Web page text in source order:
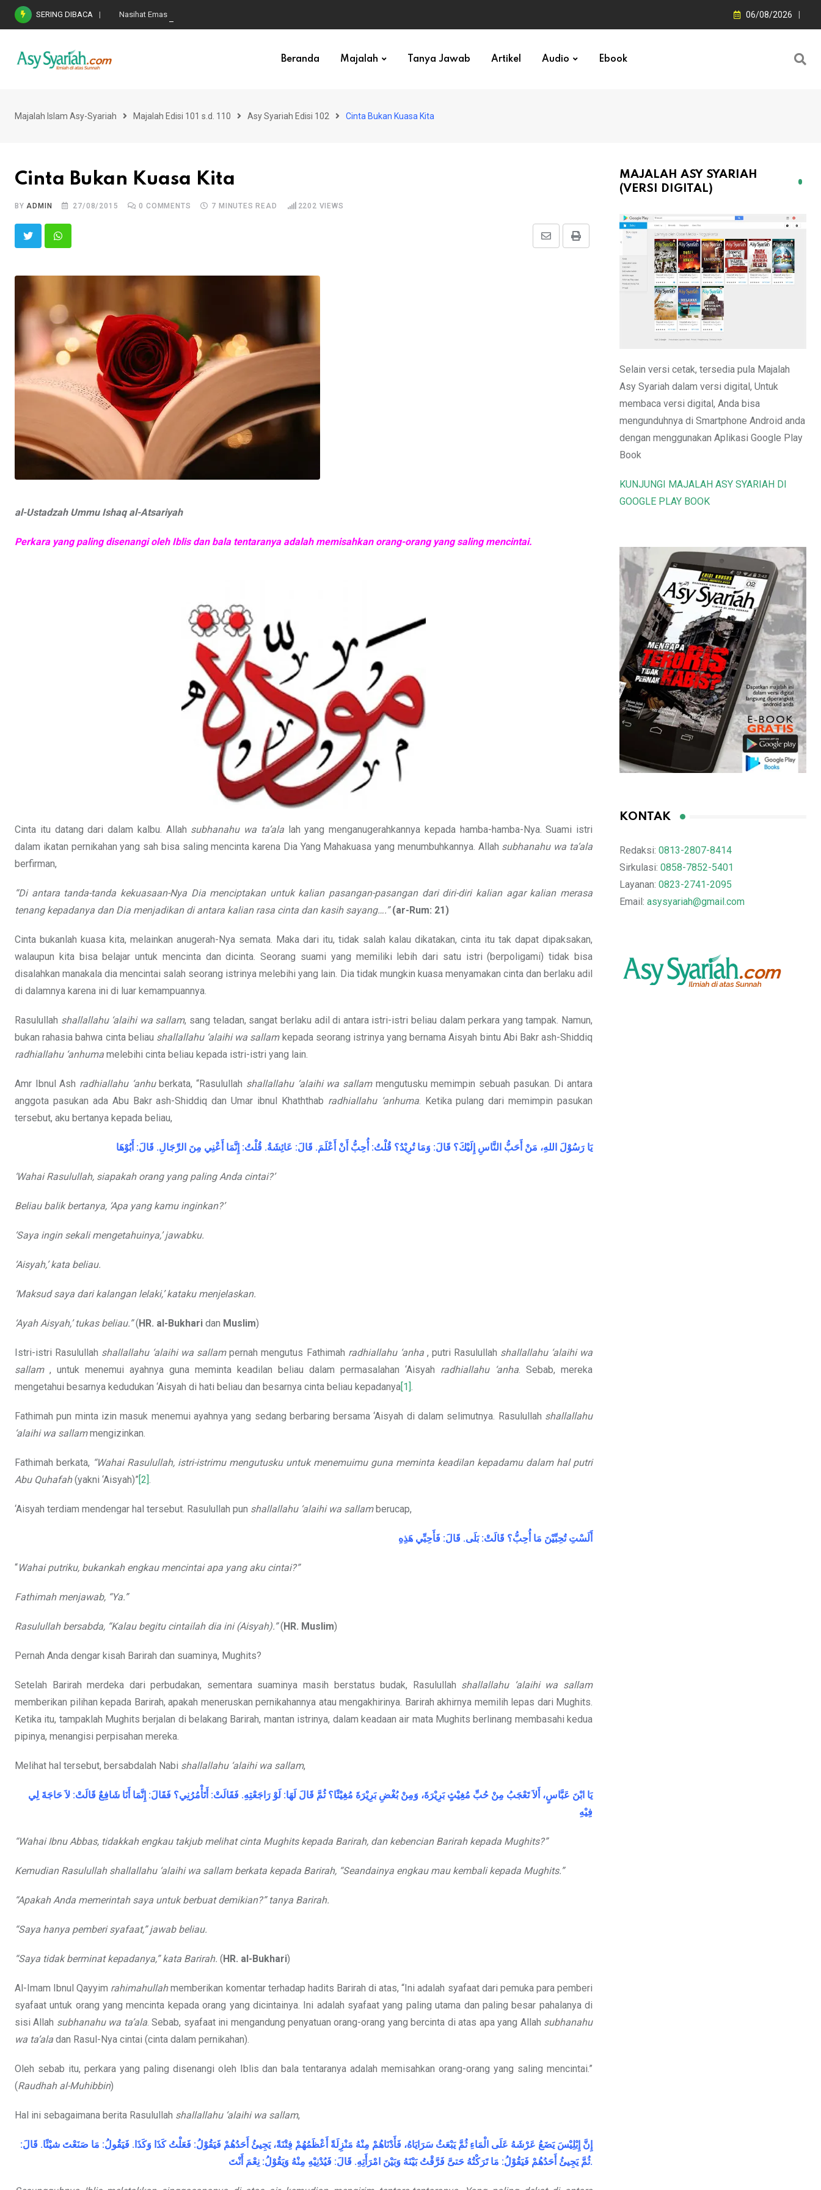
Skip
SERING DIBACA Nasihat Emas di Masa Fitnah (Ujian/Perselisihan) 06/08/2026
Beranda Majalah Tanya Jawab Artikel Audio Ebook
Majalah Islam Asy-Syariah Majalah Edisi 101 s.d. 110 Asy Syariah Edisi 102 Cinta Bukan Kuasa Kita
Cinta Bukan Kuasa Kita
BYADMIN 27/08/2015 0 COMMENTS 7 MINUTES READ 2202 VIEWS
Print
Share
al-Ustadzah Ummu Ishaq al-Atsariyah
Perkara yang paling disenangi oleh Iblis dan bala tentaranya adalah memisahkan orang-orang yang saling mencintai.
Cinta itu datang dari dalam kalbu. Allah subhanahu wa ta’alalah yang menganugerahkannya kepada hamba-hamba-Nya. Suami istri
dalam ikatan pernikahan yang sah bisa saling mencinta karena Dia Yang Mahakuasa yang menumbuhkannya. Allah subhanahu wa ta’ala
berfirman,
“Di antara tanda-tanda kekuasaan-Nya Dia menciptakan untuk kalian pasangan-pasangan dari diri-diri kalian agar kalian merasa
tenang kepadanya dan Dia menjadikan di antara kalian rasa cinta dan kasih sayang….”(ar-Rum: 21)
Cinta bukanlah kuasa kita, melainkan anugerah-Nya semata. Maka dari itu, tidak salah kalau dikatakan, cinta itu tak dapat dipaksakan,
walaupun kita bisa belajar untuk mencinta dan dicinta. Seorang suami yang memiliki lebih dari satu istri (berpoligami) tidak bisa
disalahkan manakala dia mencintai salah seorang istrinya melebihi yang lain. Dia tidak mungkin kuasa menyamakan cinta dan berlaku adil
di dalamnya karena ini di luar kemampuannya.
Rasulullah shallallahu ‘alaihi wa sallam, sang teladan, sangat berlaku adil di antara istri-istri beliau dalam perkara yang tampak. Namun,
bukan rahasia bahwa cinta beliau shallallahu ‘alaihi wa sallamkepada seorang istrinya yang bernama Aisyah bintu Abi Bakr ash-Shiddiq
radhiallahu ‘anhuma melebihi cinta beliau kepada istri-istri yang lain.
Amr Ibnul Ash radhiallahu ‘anhuberkata, “Rasulullah shallallahu ‘alaihi wa sallammengutusku memimpin sebuah pasukan. Di antara
anggota pasukan ada Abu Bakr ash-Shiddiq dan Umar ibnul Khaththab radhiallahu ‘anhuma. Ketika pulang dari memimpin pasukan
tersebut, aku bertanya kepada beliau,
يَا رَسُوْلَ اللهِ، مَنْ أَحَبُّ النَّاسِ إِلَيْكَ؟ قَالَ: وَمَا تُرِيْدُ؟ قُلْتُ: أُحِبُّ أَنْ أَعْلَمَ. قَالَ: عَائِشَةُ. قُلْتُ: إِنَّمَا أَعْنِي مِنَ الرِّجَالِ. قَالَ: أَبُوْهَا
‘Wahai Rasulullah, siapakah orang yang paling Anda cintai?’
Beliau balik bertanya, ‘Apa yang kamu inginkan?’
‘Saya ingin sekali mengetahuinya,’ jawabku.
‘Aisyah,’ kata beliau.
‘Maksud saya dari kalangan lelaki,’ kataku menjelaskan.
‘Ayah Aisyah,’ tukas beliau.”( HR. al-Bukhari dan Muslim)
Istri-istri Rasulullah shallallahu ‘alaihi wa sallampernah mengutus Fathimah radhiallahu ‘anha, putri Rasulullah shallallahu ‘alaihi wa
sallam, untuk menemui ayahnya guna meminta keadilan beliau dalam permasalahan ‘Aisyah radhiallahu ‘anha. Sebab, mereka
mengetahui besarnya kedudukan ‘Aisyah di hati beliau dan besarnya cinta beliau kepadanya [1] .
Fathimah pun minta izin masuk menemui ayahnya yang sedang berbaring bersama ‘Aisyah di dalam selimutnya. Rasulullah shallallahu
‘alaihi wa sallammengizinkan.
Fathimah berkata, “Wahai Rasulullah, istri-istrimu mengutusku untuk menemuimu guna meminta keadilan kepadamu dalam hal putri
Abu Quhafah(yakni ‘Aisyah)” [2] .
‘Aisyah terdiam mendengar hal tersebut. Rasulullah pun shallallahu ‘alaihi wa sallamberucap,
أَلَسْتِ تُحِبِّيْنَ مَا أُحِبُّ؟ قَالَتْ:بَلَى. قَالَ: فَأَحِبِّي هَذِهِ
“Wahai putriku, bukankah engkau mencintai apa yang aku cintai?”
Fathimah menjawab, “Ya.”
Rasulullah bersabda, “Kalau begitu cintailah dia ini (Aisyah).”( HR. Muslim)
Pernah Anda dengar kisah Barirah dan suaminya, Mughits?
Setelah Barirah merdeka dari perbudakan, sementara suaminya masih berstatus budak, Rasulullah shallallahu ‘alaihi wa sallam
memberikan pilihan kepada Barirah, apakah meneruskan pernikahannya atau mengakhirinya. Barirah akhirnya memilih lepas dari Mughits.
Ketika itu, tampaklah Mughits berjalan di belakang Barirah, mantan istrinya, dalam keadaan air mata Mughits berlinang membasahi kedua
pipinya, menangisi perpisahan mereka.
Melihat hal tersebut, bersabdalah Nabi shallallahu ‘alaihi wa sallam,
يَا ابْنَ عَبَّاسٍ، أَلاَ تَعْجَبُ مِنْ حُبِّ مُغِيْثٍ بَرِيْرَةَ، وَمِنْ بُغْضِ بَرِيْرَةَ مُغِيْثًا؟ ثُمَّ قَالَ لَهَا: لَوْ رَاجَعْتِهِ. فَقَالَتْ: أَتَأْمُرُنِي؟ فَقَالَ: إِنَّمَا أَنَا شَافِعٌ قَالَتْ: لاَ حَاجَةَ لِي
فِيْهِ
“Wahai Ibnu Abbas, tidakkah engkau takjub melihat cinta Mughits kepada Barirah, dan kebencian Barirah kepada Mughits?”
Kemudian Rasulullah shallallahu ‘alaihi wa sallam berkata kepada Barirah, “Seandainya engkau mau kembali kepada Mughits.”
“Apakah Anda memerintah saya untuk berbuat demikian?” tanya Barirah.
“Saya hanya pemberi syafaat,” jawab beliau.
“Saya tidak berminat kepadanya,” kata Barirah. ( HR. al-Bukhari)
Al-Imam Ibnul Qayyim rahimahullahmemberikan komentar terhadap hadits Barirah di atas, “Ini adalah syafaat dari pemuka para pemberi
syafaat untuk orang yang mencinta kepada orang yang dicintainya. Ini adalah syafaat yang paling utama dan paling besar pahalanya di
sisi Allah subhanahu wa ta’ala. Sebab, syafaat ini mengandung penyatuan orang-orang yang bercinta di atas apa yang Allah subhanahu
wa ta’ala dan Rasul-Nya cintai (cinta dalam pernikahan).
Oleh sebab itu, perkara yang paling disenangi oleh Iblis dan bala tentaranya adalah memisahkan orang-orang yang saling mencintai.”
(Raudhah al-Muhibbin)
Hal ini sebagaimana berita Rasulullah shallallahu ‘alaihi wa sallam,
إِنَّ إِبْلِيْسَ يَضَعُ عَرْشَهُ عَلَى الْمَاءِ ثُمَّ يَبْعَثُ سَرَايَاهُ، فَأَدْنَاهُمْ مِنْهُ مَنْزِلَةً أَعْظَمُهُمْ فِتْنَةً، يَجِيئُ أَحَدُهُمْ فَيَقُوْلُ: فَعَلْتُ كَذَا وَكَذَا . فَيَقُولُ: مَا صَنَعْتَ شيْئًا. قَالَ:
ثُمَّ يَجِيئُ أَحَدُهُمْ فَيَقُوْلُ: مَا تَرَكْتُهُ حَتىَّ فَرَّقْتُ بَيْنَهُ وَبَيْنَ امْرَأَتِهِ. قَالَ: فَيُدْنِيْهِ مِنْهُ وَيَقُوْلُ: نِعْمَ أَنْتَ .
MAJALAH ASY SYARIAH
(VERSI DIGITAL)
Selain versi cetak, tersedia pula Majalah
Asy Syariah dalam versi digital, Untuk
membaca versi digital, Anda bisa
mengunduhnya di Smartphone Android anda
dengan menggunakan Aplikasi Google Play
Book
KUNJUNGI MAJALAH ASY SYARIAH DI
GOOGLE PLAY BOOK
KONTAK
Redaksi: 0813-2807-8414
Sirkulasi: 0858-7852-5401
Layanan: 0823-2741-2095
Email: asysyariah@gmail.com